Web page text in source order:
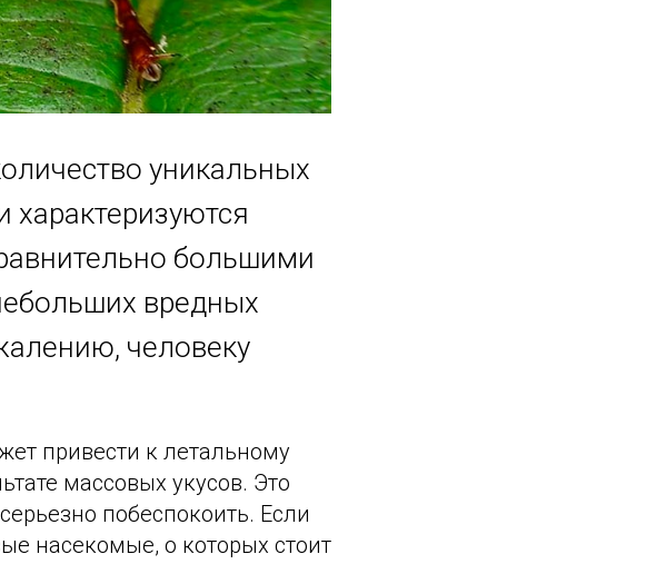
уникальных
большими
вредных
человеку
привести к летальному
массовых укусов. Это
побеспокоить. Если
насекомые, о которых стоит